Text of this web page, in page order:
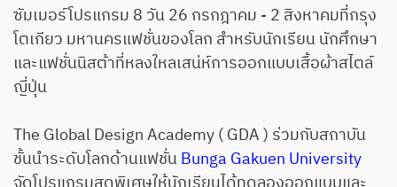
ซัมเมอร์โปรแกรม 8 วัน 26 กรกฎาคม - 2 สิงหาคมที่กรุง
โตเกียว มหานครแฟชั่นของโลก สำหรับนักเรียน นักศึกษา
และแฟชั่นนิสต้าที่หลงใหลเสน่ห์การออกแบบเสื้อผ้าสไตล์
ญี่ปุ่น
The Global Design Academy ( GDA ) ร่วมกับสถาบัน
ชั้นนำระดับโลกด้านแฟชั่นBunga Gakuen University